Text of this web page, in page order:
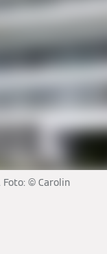
Foto: © Carolin